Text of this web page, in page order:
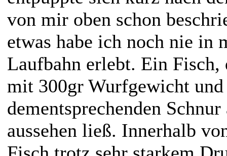
von mir oben schon
etwas habe ich noch nie in
Laufbahn erlebt. Ein Fisch,
mit 300gr Wurfgewicht und
dementsprechenden
aussehen ließ. Innerhalb